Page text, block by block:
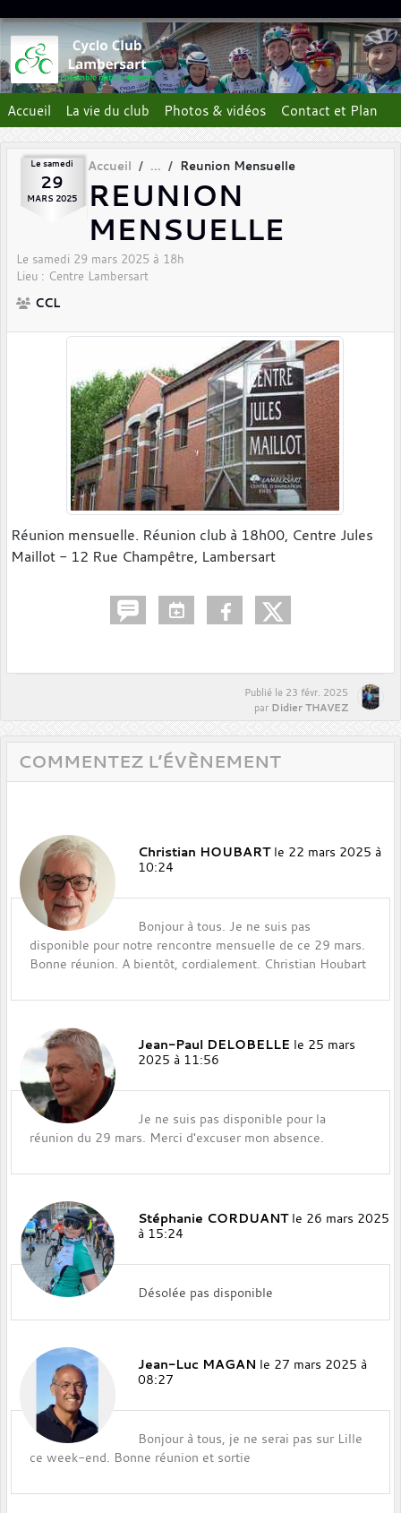
Accueil La vie du club Photos & vidéos Contact et Plan
Le samedi
29
MARS 2025
Accueil Reunion Mensuelle
REUNION
MENSUELLE
Le samedi 29 mars 2025 à 18h
Lieu : Centre Lambersart
CCL
Réunion mensuelle. Réunion club à 18h00, Centre Jules
Maillot - 12 Rue Champêtre, Lambersart
Publié le 23 févr. 2025
par Didier THAVEZ
COMMENTEZ L’ÉVÈNEMENT
Christian HOUBART le 22 mars 2025 à
10:24
Bonjour à tous. Je ne suis pas
disponible pour notre rencontre mensuelle de ce 29 mars.
Bonne réunion. A bientôt, cordialement. Christian Houbart
Jean-Paul DELOBELLE le 25 mars
2025 à 11:56
Je ne suis pas disponible pour la
réunion du 29 mars. Merci d'excuser mon absence.
Stéphanie CORDUANT le 26 mars 2025
à 15:24
Désolée pas disponible
Jean-Luc MAGAN le 27 mars 2025 à
08:27
Bonjour à tous, je ne serai pas sur Lille
ce week-end. Bonne réunion et sortie